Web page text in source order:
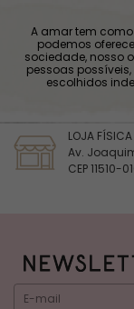
A amar tem
podemos
sociedade, nosso
pessoas
escolhidos
LOJA FÍSICA
Av.
CEP 11510-